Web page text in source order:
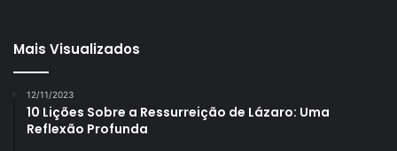
Mais Visualizados
12/11/2023
10 Lições Sobre a Ressurreição de Lázaro: Uma
Reflexão Profunda